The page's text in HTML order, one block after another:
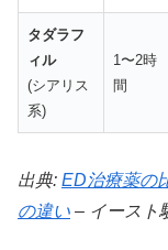
ステンドラと
追求。初心者
の選択です。
タダラフ
ィル
(シアリス
系)
1〜2時
間
出典: ED治療薬の
の違い – イースト